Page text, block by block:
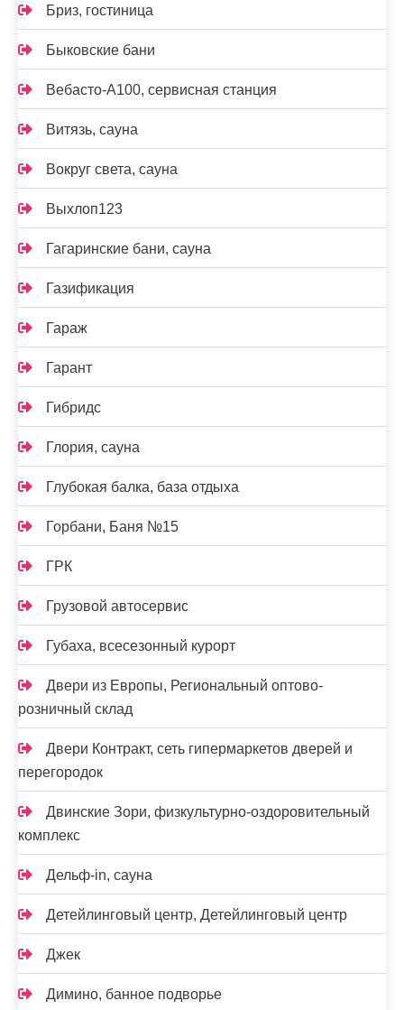
Бриз, гостиница
Быковские бани
Вебасто-А100, сервисная станция
Витязь, сауна
Вокруг света, сауна
Выхлоп123
Гагаринские бани, сауна
Газификация
Гараж
Гарант
Гибридс
Глория, сауна
Глубокая балка, база отдыха
Горбани, Баня №15
ГРК
Грузовой автосервис
Губаха, всесезонный курорт
Двери из Европы, Региональный оптово-
розничный склад
Двери Контракт, сеть гипермаркетов дверей и
перегородок
Двинские Зори, физкультурно-оздоровительный
комплекс
Дельф-in, сауна
Детейлинговый центр, Детейлинговый центр
Джек
Димино, банное подворье